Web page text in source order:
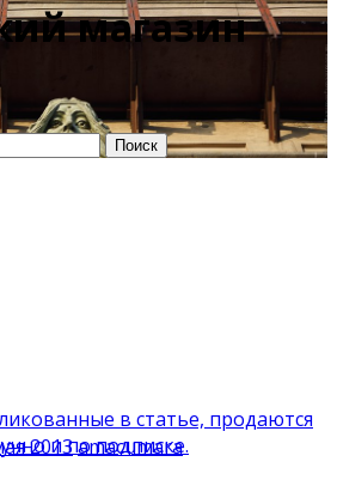
магазин
2013amacumara
в статье, продаются
и по подписке.